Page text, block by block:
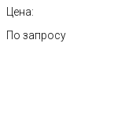
Цена:
По запросу